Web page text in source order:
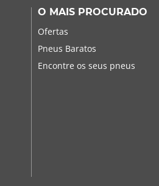
O MAIS PROCURADO
Ofertas
Pneus Baratos
Encontre os seus pneus